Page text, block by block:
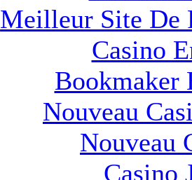
Meilleur Site De
Casino
Bookmaker
Nouveau
Nouveau
Casino